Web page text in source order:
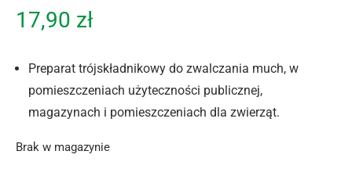
17,90 zł
Preparat trójskładnikowy do zwalczania much, w
pomieszczeniach użyteczności publicznej,
magazynach i pomieszczeniach dla zwierząt.
Brak w magazynie